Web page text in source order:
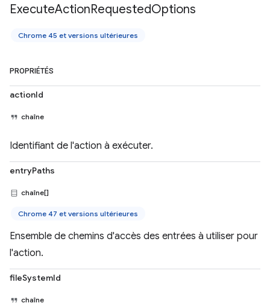
ExecuteActionRequestedOptions
Chrome 45 et versions ultérieures
PROPRIÉTÉS
actionId
chaîne
Identifiant de l'action à exécuter.
entryPaths
chaîne[]
Chrome 47 et versions ultérieures
Ensemble de chemins d'accès des entrées à utiliser pour
l'action.
fileSystemId
chaîne